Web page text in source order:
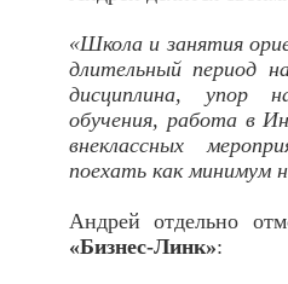
«Школа и занятия
длительный период
дисциплина, упор
обучения, работа в
внеклассных
поехать как минимум
Андрей отдельно
«Бизнес-Линк»: